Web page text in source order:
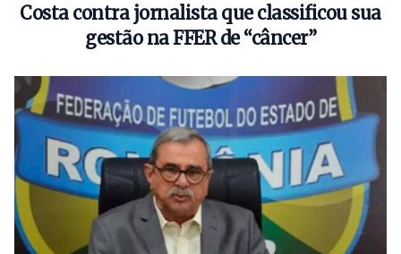
Costa contra jornalista que classificou sua
gestão na FFER de “câncer”